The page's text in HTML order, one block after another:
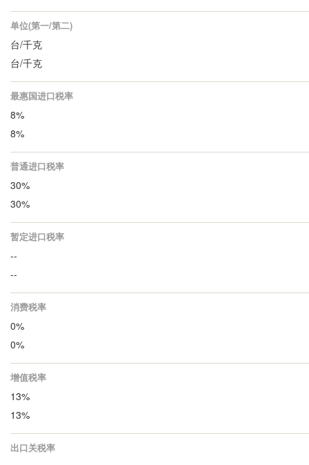
单位(第一/第二)
台/千克
台/千克
最惠国进口税率
8%
8%
普通进口税率
30%
30%
暂定进口税率
--
--
消费税率
0%
0%
增值税率
13%
13%
出口关税率